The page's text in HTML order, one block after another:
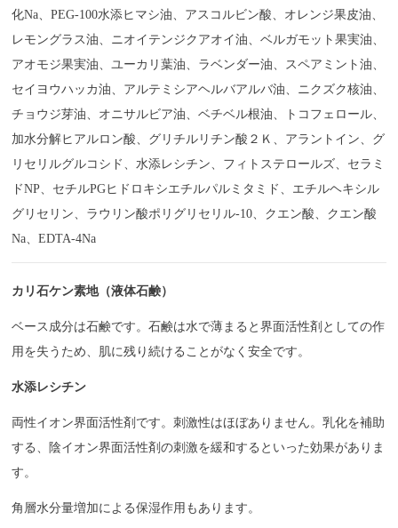
化Na、PEG-100水添ヒマシ油、アスコルビン酸、オレンジ果皮油、
レモングラス油、ニオイテンジクアオイ油、ベルガモット果実油、
アオモジ果実油、ユーカリ葉油、ラベンダー油、スペアミント油、
セイヨウハッカ油、アルテミシアヘルバアルバ油、ニクズク核油、
チョウジ芽油、オニサルビア油、ベチベル根油、トコフェロール、
加水分解ヒアルロン酸、グリチルリチン酸２Ｋ、アラントイン、グ
リセリルグルコシド、水添レシチン、フィトステロールズ、セラミ
ドNP、セチルPGヒドロキシエチルパルミタミド、エチルヘキシル
グリセリン、ラウリン酸ポリグリセリル-10、クエン酸、クエン酸
Na、EDTA-4Na
カリ石ケン素地（液体石鹸）
ベース成分は石鹸です。石鹸は水で薄まると界面活性剤としての作
用を失うため、肌に残り続けることがなく安全です。
水添レシチン
両性イオン界面活性剤です。刺激性はほぼありません。乳化を補助
する、陰イオン界面活性剤の刺激を緩和するといった効果がありま
す。
角層水分量増加による保湿作用もあります。